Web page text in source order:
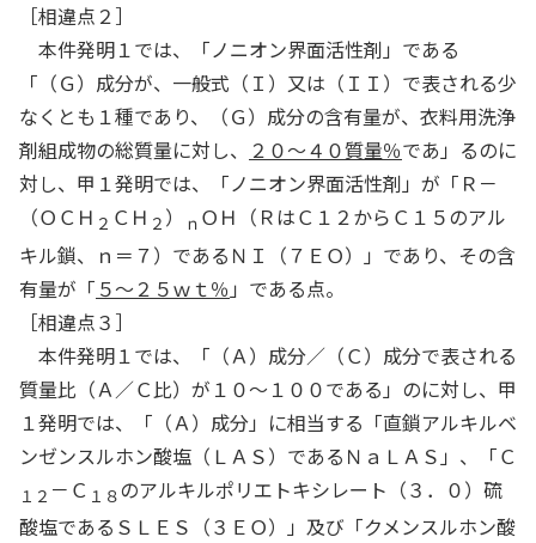
［相違点２］
本件発明１では、「ノニオン界面活性剤」である
「（Ｇ）成分が、一般式（Ｉ）又は（ＩＩ）で表される少
なくとも１種であり、（Ｇ）成分の含有量が、衣料用洗浄
剤組成物の総質量に対し、 ２０～４０質量％であ」るのに
対し、甲１発明では、「ノニオン界面活性剤」が「Ｒ－
（ＯＣＨ ２ ＣＨ ２ ） ｎ ＯＨ（ＲはＣ１２からＣ１５のアル
キル鎖、ｎ＝７）であるＮＩ（７ＥＯ）」であり、その含
有量が「 ５～２５ｗｔ％ 」である点。
［相違点３］
本件発明１では、「（Ａ）成分／（Ｃ）成分で表される
質量比（Ａ／Ｃ比）が１０～１００である」のに対し、甲
１発明では、「（Ａ）成分」に相当する「直鎖アルキルベ
ンゼンスルホン酸塩（ＬＡＳ）であるＮａＬＡＳ」、「Ｃ
１２ －Ｃ １８のアルキルポリエトキシレート（３．０）硫
酸塩であるＳＬＥＳ（３ＥＯ）」及び「クメンスルホン酸